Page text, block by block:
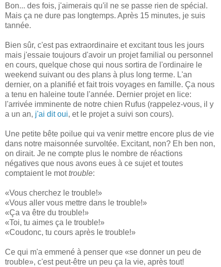
Bon... des fois, j'aimerais qu'il ne se passe rien de spécial.
Mais ça ne dure pas longtemps. Après 15 minutes, je suis
tannée.
Bien sûr, c'est pas extraordinaire et excitant tous les jours
mais j'essaie toujours d'avoir un projet familial ou personnel
en cours, quelque chose qui nous sortira de l'ordinaire le
weekend suivant ou des plans à plus long terme. L'an
dernier, on a planifié et fait trois voyages en famille. Ça nous
a tenu en haleine toute l'année. Dernier projet en lice:
l'arrivée imminente de notre chien Rufus (rappelez-vous, il y
a un an, j'ai dit oui, et le projet a suivi son cours).
Une petite bête poilue qui va venir mettre encore plus de vie
dans notre maisonnée survoltée. Excitant, non? Eh ben non,
on dirait. Je ne compte plus le nombre de réactions
négatives que nous avons eues à ce sujet et toutes
comptaient le mottrouble:
«Vous cherchez le trouble!»
«Vous aller vous mettre dans le trouble!»
«Ça va être du trouble!»
«Toi, tu aimes ça le trouble!»
«Coudonc, tu cours après le trouble!»
Ce qui m'a emmené à penser que «se donner un peu de
trouble», c'est peut-être un peu ça la vie, après tout!